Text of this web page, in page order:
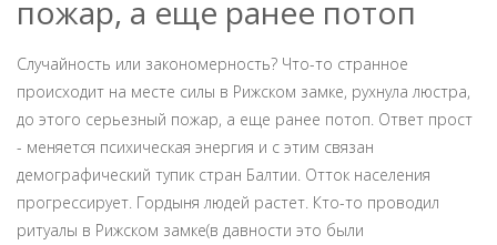
пожар, а еще ранее потоп
Случайность или закономерность? Что-то странное
происходит на месте силы в Рижском замке, рухнула люстра,
до этого серьезный пожар, а еще ранее потоп. Ответ прост
- меняется психическая энергия и с этим связан
демографический тупик стран Балтии. Отток населения
прогрессирует. Гордыня людей растет. Кто-то проводил
ритуалы в Рижском замке(в давности это были